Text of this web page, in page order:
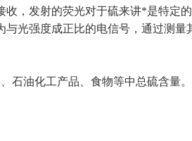
，发射的荧光对于硫来讲*是特定
光强度成正比的电信号，通过测量
石油化工产品、食物等中总硫含量。